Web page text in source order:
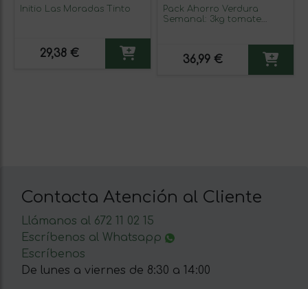
Initio Las Moradas Tinto
29,38 €
Pack Ahorro Verdura
Semanal: 3kg tomate
dulce+ 1kg pimiento rojo
36,99 €
Contacta Atención al Cliente
Llámanos al 672 11 02 15
Escríbenos al Whatsapp
Escríbenos
De lunes a viernes de 8:30 a 14:00